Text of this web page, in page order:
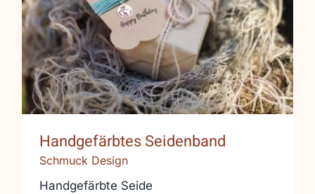
Handgefärbtes Seidenband
Handgefärbtes Seidenband
Schmuck Design
Handgefärbte Seide